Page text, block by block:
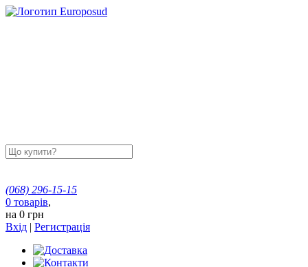
(068) 296-15-15
0 товарів,
на 0 грн
Вхід | Регистрація